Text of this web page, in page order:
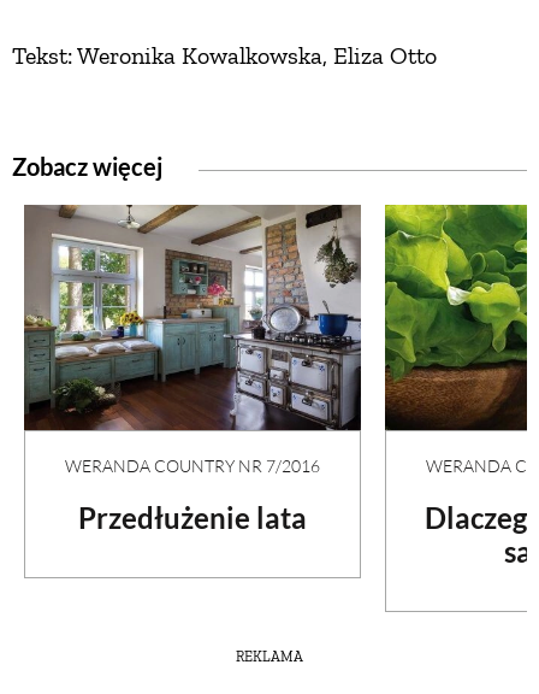
Tekst: Weronika Kowalkowska, Eliza Otto
Zobacz więcej
WERANDA COUNTRY NR 7/2016
Przedłużenie lata
WERANDA
REKLAMA